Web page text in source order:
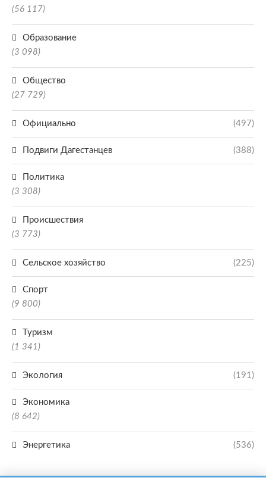
(56 117)
Образование
(3 098)
Общество
(27 729)
Официально (497)
Подвиги Дагестанцев (388)
Политика
(3 308)
Происшествия
(3 773)
Сельское хозяйство (225)
Спорт
(9 800)
Туризм
(1 341)
Экология (191)
Экономика
(8 642)
Энергетика (536)